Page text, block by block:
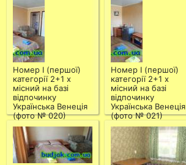
Номер І (першої)
категорії 2+1 х
місний на базі
відпочинку
Українська Венеція
(фото № 020)
Номер І (першої)
категорії 2+1 х
місний на базі
відпочинку
Українська Венеція
(фото № 021)